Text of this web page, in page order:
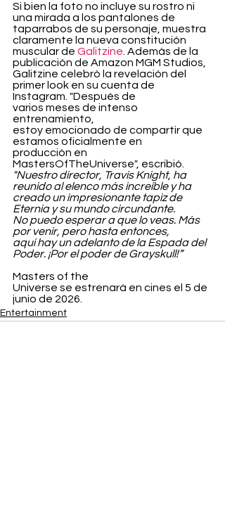
Si bien la foto no incluye su rostro ni
una mirada a los pantalones de
taparrabos de su personaje, muestra
claramente la nueva constitución
muscular de Galitzine . Además de la
publicación de Amazon MGM Studios,
Galitzine celebró la revelación del
primer look en su cuenta de
Instagram. "Después de
varios meses de intenso
entrenamiento,
estoy emocionado de compartir que
estamos oficialmente en
producción en
MastersOfTheUniverse", escribió.
"Nuestro director, Travis Knight, ha
reunido al elenco más increíble y ha
creado un impresionante tapiz de
Eternia y su mundo circundante.
No puedo esperar a que lo veas. Más
por venir, pero hasta entonces,
aquí hay un adelanto de la Espada del
Poder. ¡Por el poder de Grayskull!”
Masters of the
Universe se estrenará en cines el 5 de
junio de 2026.
Entertainment